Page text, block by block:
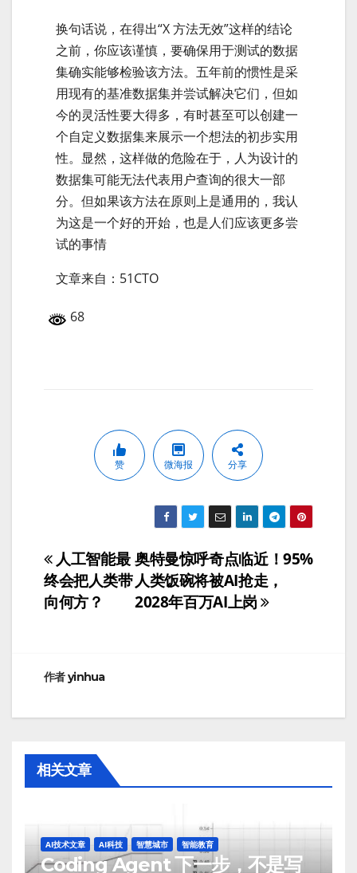
换句话说，在得出“X 方法无效”这样的结论
之前，你应该谨慎，要确保用于测试的数据
集确实能够检验该方法。五年前的惯性是采
用现有的基准数据集并尝试解决它们，但如
今的灵活性要大得多，有时甚至可以创建一
个自定义数据集来展示一个想法的初步实用
性。显然，这样做的危险在于，人为设计的
数据集可能无法代表用户查询的很大一部
分。但如果该方法在原则上是通用的，我认
为这是一个好的开始，也是人们应该更多尝
试的事情
文章来自：51CTO
68
赞 微海报 分享
文
章
奥特曼惊呼奇点临近！95%
人类饭碗将被AI抢走，
2028年百万AI上岗
人工智能最
终会把人类带
向何方？
作者yinhua
相关文章
AI技术文章 AI科技 智慧城市 智能教育
Coding Agent 下一步，不是写